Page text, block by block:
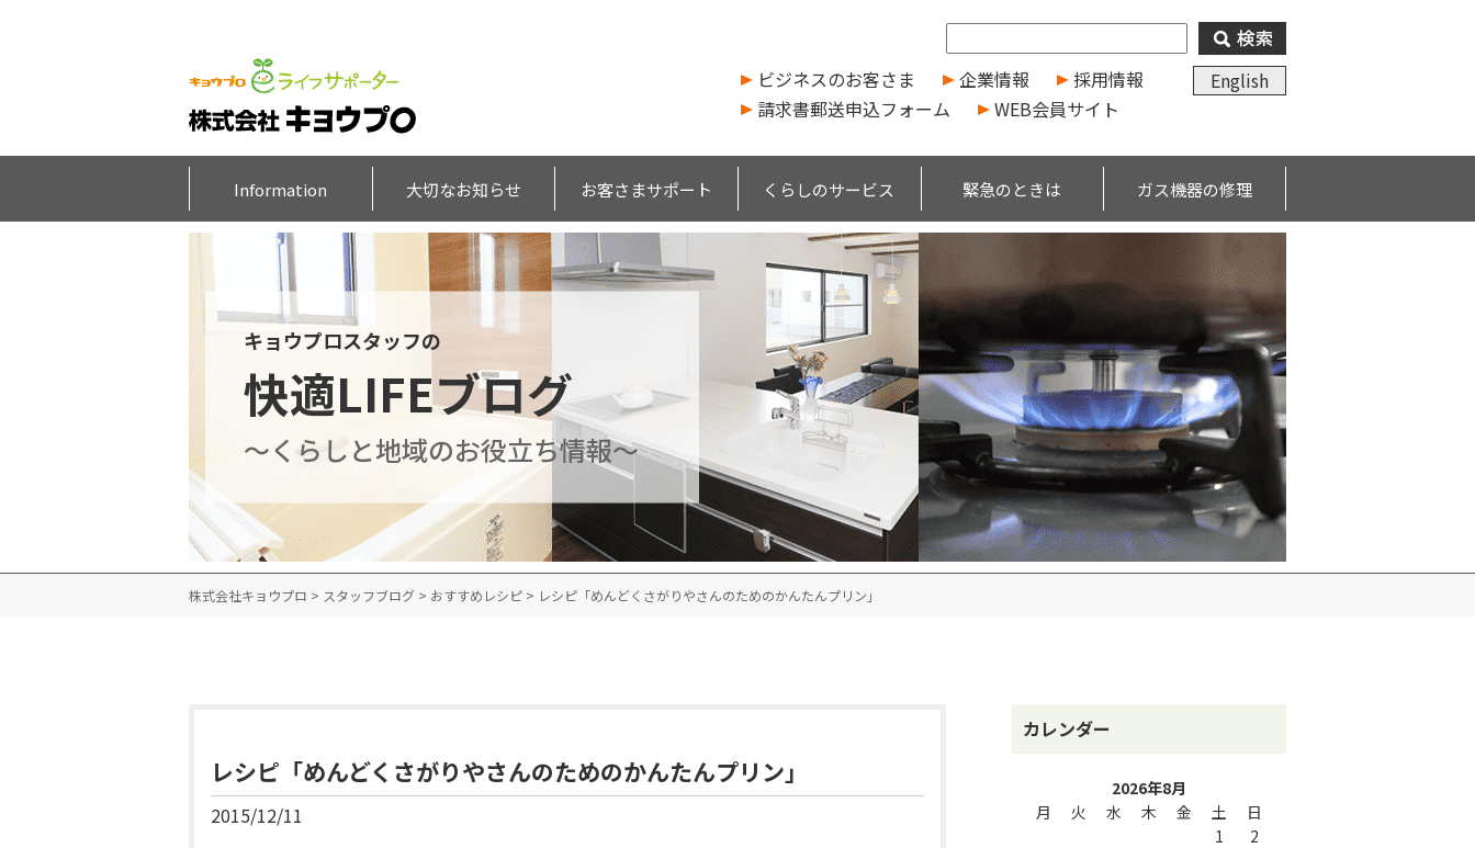
ビジネスのお客さま 企業情報 採用情報
English
請求書郵送申込フォーム
WEB会員サイト
Information 大切なお知らせ お客さまサポート くらしのサービス 緊急のときは ガス機器の修理
キョウプロスタッフの
快適LIFEブログ
～くらしと地域のお役立ち情報～
株式会社キョウプロ > スタッフブログ > おすすめレシピ > レシピ「めんどくさがりやさんのためのかんたんプリン」
レシピ「めんどくさがりやさんのためのかんたんプリン」
2015/12/11
カレンダー
2026年8月
月
火 水 木 金 土 日
1
2